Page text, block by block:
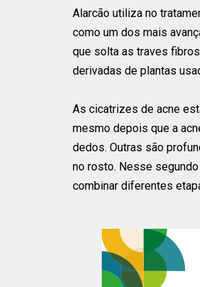
Alarcão utiliza no
como um dos mais
que solta as traves
derivadas de plantas
As cicatrizes de acne
mesmo depois que a
dedos. Outras são
no rosto. Nesse
combinar diferentes